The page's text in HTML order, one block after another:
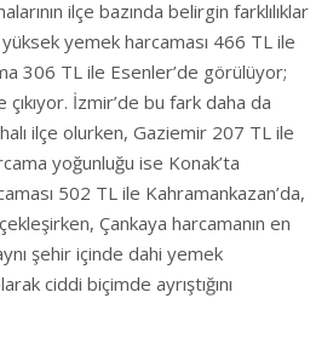
ilçe bazında belirgin farklılıklar
yemek harcaması 466 TL ile
306 TL ile Esenler’de görülüyor;
İzmir’de bu fark daha da
ilçe olurken, Gaziemir 207 TL ile
yoğunluğu ise Konak’ta
502 TL ile Kahramankazan’da,
Çankaya harcamanın en
şehir içinde dahi yemek
ciddi biçimde ayrıştığını